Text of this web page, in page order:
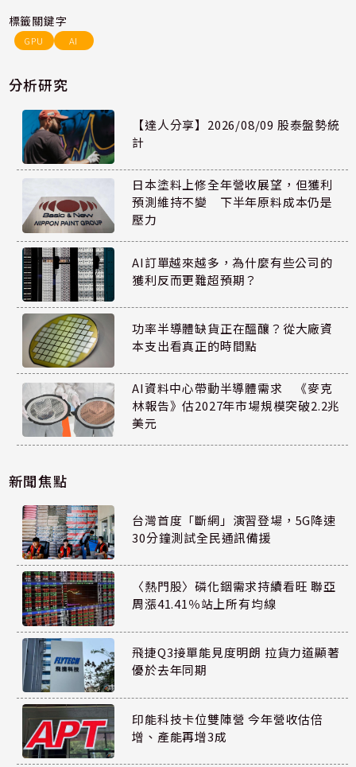
標籤關鍵字
GPU AI
分析研究
【達人分享】2026/08/09 股泰盤勢統
計
日本塗料上修全年營收展望，但獲利
預測維持不變 下半年原料成本仍是
壓力
AI訂單越來越多，為什麼有些公司的
獲利反而更難超預期？
功率半導體缺貨正在醞釀？從大廠資
本支出看真正的時間點
AI資料中心帶動半導體需求 《麥克
林報告》估2027年市場規模突破2.2兆
美元
新聞焦點
台灣首度「斷網」演習登場，5G降速
30分鐘測試全民通訊備援
〈熱門股〉磷化銦需求持續看旺 聯亞
周漲41.41％站上所有均線
飛捷Q3接單能見度明朗 拉貨力道顯著
優於去年同期
印能科技卡位雙陣營 今年營收估倍
增、產能再增3成